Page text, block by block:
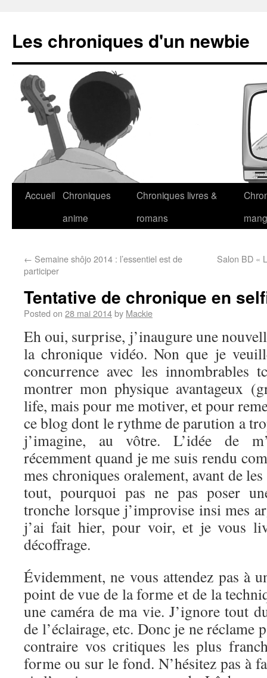
Les chroniques d'un newbie
Accueil Chroniques
anime
Chroniques livres &
romans
← Semaine shôjo 2014 : l’essentiel est de
participer
Salon BD «
Tentative de chronique en
Posted on 28 mai 2014by Mackie
Eh oui, surprise, j’inaugure une
la chronique vidéo. Non que je
concurrence avec les innombrables
montrer mon physique avantageux
life, mais pour me motiver, et pour
ce blog dont le rythme de parution a
j’imagine, au vôtre. L’idée de
récemment quand je me suis rendu
mes chroniques oralement, avant de
tout, pourquoi pas ne pas poser
tronche lorsque j’improvise insi mes
j’ai fait hier, pour voir, et je vous
décoffrage.
Évidemment, ne vous attendez pas à
point de vue de la forme et de la
une caméra de ma vie. J’ignore tout
de l’éclairage, etc. Donc je ne réclame
contraire vos critiques les plus
forme ou sur le fond. N’hésitez pas à